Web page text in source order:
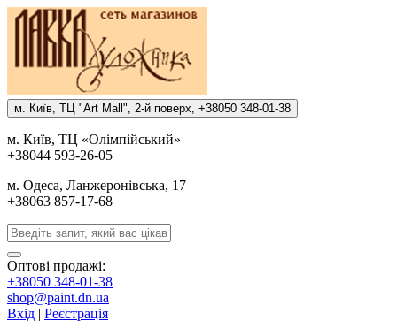
м. Киïв, ТЦ "Art Mall", 2-й поверх, +38050 348-01-38
м. Киïв, ТЦ «Олiмпiйський»
+38044 593-26-05
м. Одеса, Ланжеронiвська, 17
+38063 857-17-68
Оптові продажі:
+38050 348-01-38
shop@paint.dn.ua
Вхід | Реєстрація